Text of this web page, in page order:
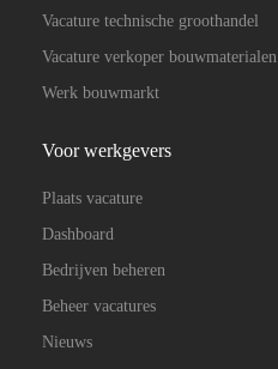
Vacature technische groothandel
Vacature verkoper bouwmaterialen
Werk bouwmarkt
Voor werkgevers
Plaats vacature
Dashboard
Bedrijven beheren
Beheer vacatures
Nieuws